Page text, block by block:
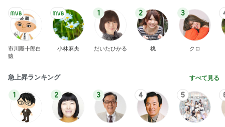
市川團十郎白
猿
小林麻央
1
だいたひかる
2
桃
3
クロ
急上昇ランキング すべて見る
1 2 3 4 5